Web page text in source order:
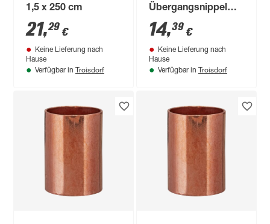
1,5 x 250 cm
21,29 €
Keine Lieferung nach
Hause
Verfügbar in Troisdorf
Übergangsnippel
Rotguss Ø 15 (1/2")
x 15 mm AG 10
Stück
14,39 €
Keine Lieferung nach
Hause
Verfügbar in Troisdorf